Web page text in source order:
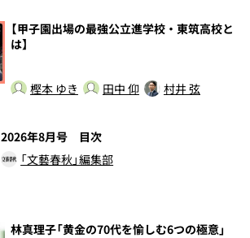
【甲子園出場の最強公立進学校・東筑高校と
は】
樫本 ゆき 田中 仰 村井 弦
2026年8月号 目次
「文藝春秋」編集部
林真理子「黄金の70代を愉しむ6つの極意」